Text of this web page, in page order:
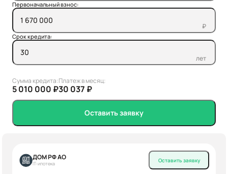
Первоначальный взнос:
₽
Срок кредита:
лет
Сумма кредита:
5 010 000 ₽
Платеж в месяц:
30 037 ₽
Оставить заявку
ДОМ РФ АО
IT-ипотека Оставить заявку